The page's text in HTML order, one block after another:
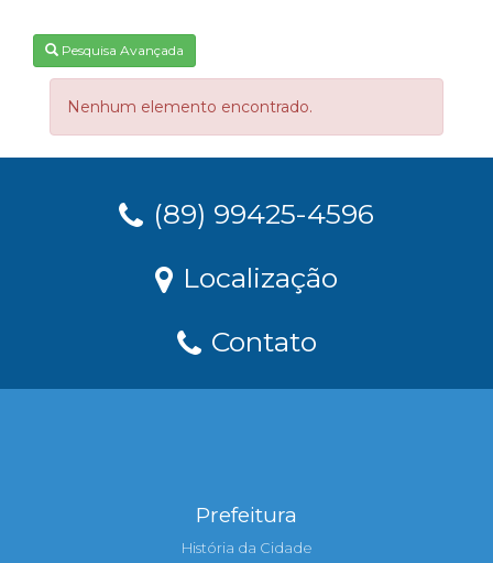
Pesquisa Avançada
Nenhum elemento encontrado.
(89) 99425-4596
Localização
Contato
Prefeitura
História da Cidade